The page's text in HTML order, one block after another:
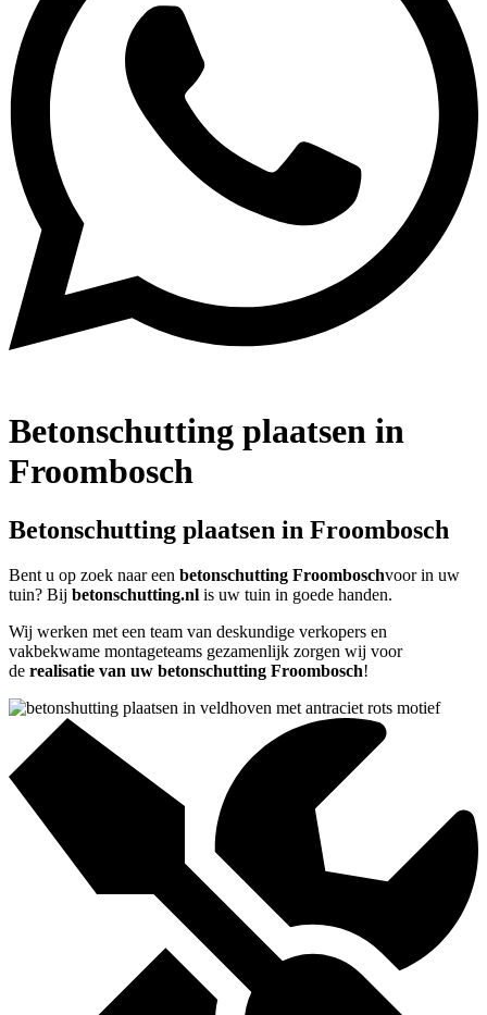
Betonschutting plaatsen in
Froombosch
Betonschutting plaatsen in Froombosch
Bent u op zoek naar een betonschutting Froomboschvoor in uw
tuin? Bij betonschutting.nl is uw tuin in goede handen.
Wij werken met een team van deskundige verkopers en
vakbekwame montageteams gezamenlijk zorgen wij voor
de realisatie van uw betonschutting Froombosch!